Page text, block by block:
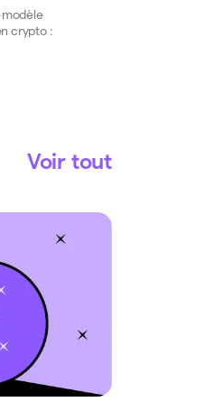
modèle
crypto :
Voir tout